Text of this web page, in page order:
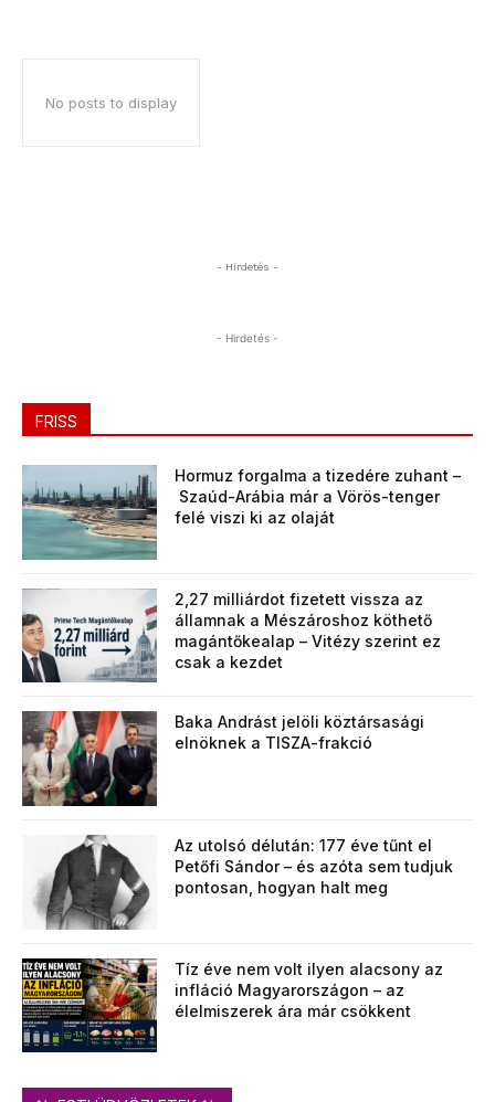
No posts to display
- Hirdetés -
- Hirdetés -
FRISS
Hormuz forgalma a tizedére zuhant –
Szaúd-Arábia már a Vörös-tenger
felé viszi ki az olaját
2,27 milliárdot fizetett vissza az
államnak a Mészároshoz köthető
magántőkealap – Vitézy szerint ez
csak a kezdet
Baka Andrást jelöli köztársasági
elnöknek a TISZA-frakció
Az utolsó délután: 177 éve tűnt el
Petőfi Sándor – és azóta sem tudjuk
pontosan, hogyan halt meg
Tíz éve nem volt ilyen alacsony az
infláció Magyarországon – az
élelmiszerek ára már csökkent